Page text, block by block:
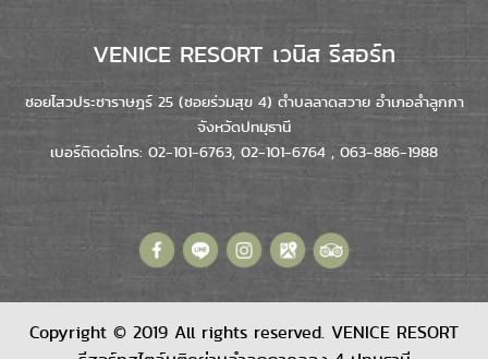
VENICE RESORT เวนิส รีสอร์ท
ซอยไสวประชาราษฎร์ 25 (ซอยร่วมสุข 4) ตำบลลาดสวาย อำเภอลำลูกกา
จังหวัดปทมุธานี
เบอร์ติดต่อโทร: 02-101-6763, 02-101-6764 , 063-886-1988
Copyright © 2019 All rights reserved. VENICE RESORT